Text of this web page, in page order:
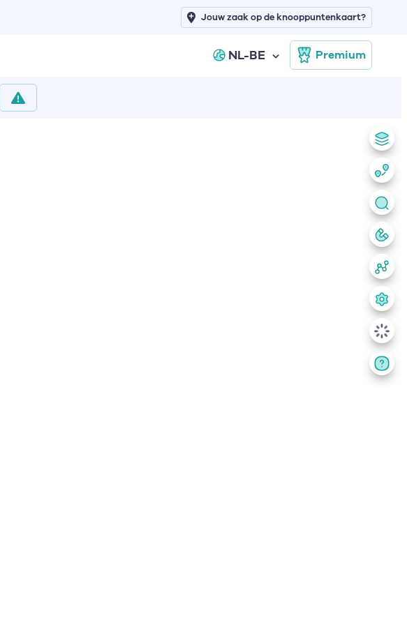
NL-BE Premium
Jouw zaak op de knooppuntenkaart?